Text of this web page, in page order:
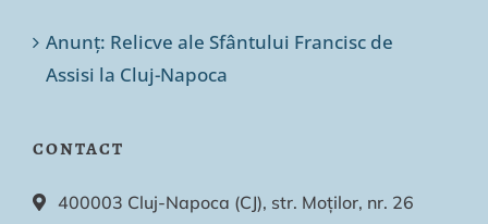
Anunț: Relicve ale Sfântului Francisc de
Assisi la Cluj-Napoca
CONTACT
400003 Cluj-Napoca (CJ), str. Moților, nr. 26